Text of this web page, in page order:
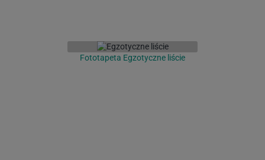
Fototapeta Egzotyczne liście